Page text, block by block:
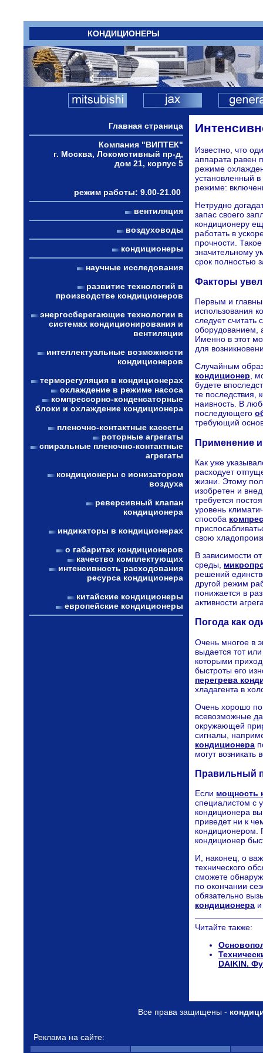
КОНДИЦИОНЕРЫ
Главная страница
Компания "ВИПТЕК"
г. Москва, Локомотивный пр-д,
дом 21, корпус 5
режим работы: 9.00-21.00
вентиляция
воздуховоды
кондиционеры
научные исследования
развитие технологий в
производстве кондиционеров
энергосберегающие технологии в
системах кондиционирования и
вентиляции
интеллектуальные возможности
кондиционеров
терморегуляция в кондиционерах
охлаждение в режиме насоса
компрессорно-конденсаторные
блоки и охлаждение кондиционера
пленочно-контактные кассеты
роторные агрегаты
спиральные пленочно-контактные
агрегаты
кондиционеры с ионизатором
воздуха
реверсивный клапан
кондиционера
индикаторы в кондиционерах
о габаритах кондиционеров
качество комплектующих
интенсивность расходования
ресурса кондиционера
китайские кондиционеры
европейские кондиционеры
Известно, что
аппарата равен
режиме
установленный
режиме:
Нетрудно
запас своего
кондиционеру
работать в
прочности.
значительному
срок полностью
Факторы
Первым и
использования
следует
оборудованием,
Именно в этот
для
Случайным
кондиционер ,
будете
те последствия,
наивность. В
последующего
требующий
Применение
Как уже
расходует
жизни. Этому
изобретен и
требуется
уровень
способа
свою
В зависимости
среды,
решений
другой режим
понижается в
активности
Погода как
Очень многое в
выдается тот
которыми
быстроты его
перегрева
хладагента в
Очень хорошо
всевозможные
окружающей
сигналы,
кондиционера
могут
Правильный
Если мощность
специалистом с
кондиционера
приведет ни к
кондиционером.
кондиционер
И, наконец, о
технического
сможете
по окончании
обязательно
кондиционера
Читайте также:
DAIKIN.
Все права защищены -
Реклама на сайте: